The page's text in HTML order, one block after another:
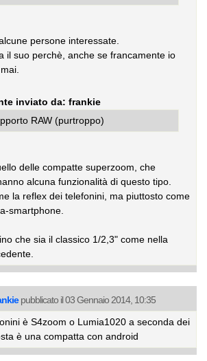
persone interessate.
il suo perchè, anche se francamente io
inviato da: frankie
RAW (purtroppo)
delle compatte superzoom, che
alcuna funzionalità di questo tipo.
la reflex dei telefonini, ma piuttosto come
smartphone.
che sia il classico 1/2,3" come nella
pubblicato il 03 Gennaio 2014, 10:35
è S4zoom o Lumia1020 a seconda dei
è una compatta con android